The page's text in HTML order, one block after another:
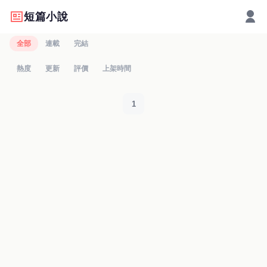
短篇小說
全部 連載 完結
熱度 更新 評價 上架時間
1